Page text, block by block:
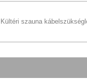
Kültéri szauna